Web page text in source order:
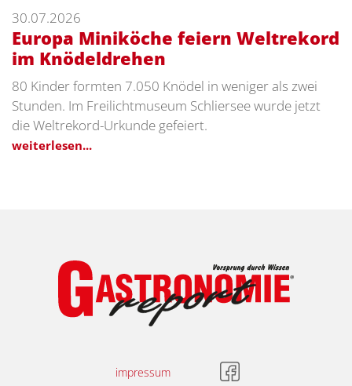
30.07.2026
Europa Miniköche feiern Weltrekord
im Knödeldrehen
80 Kinder formten 7.050 Knödel in weniger als zwei
Stunden. Im Freilichtmuseum Schliersee wurde jetzt
die Weltrekord-Urkunde gefeiert.
weiterlesen...
impressum